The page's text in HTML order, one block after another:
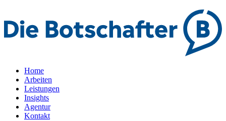
Home
Arbeiten
Leistungen
Insights
Agentur
Kontakt